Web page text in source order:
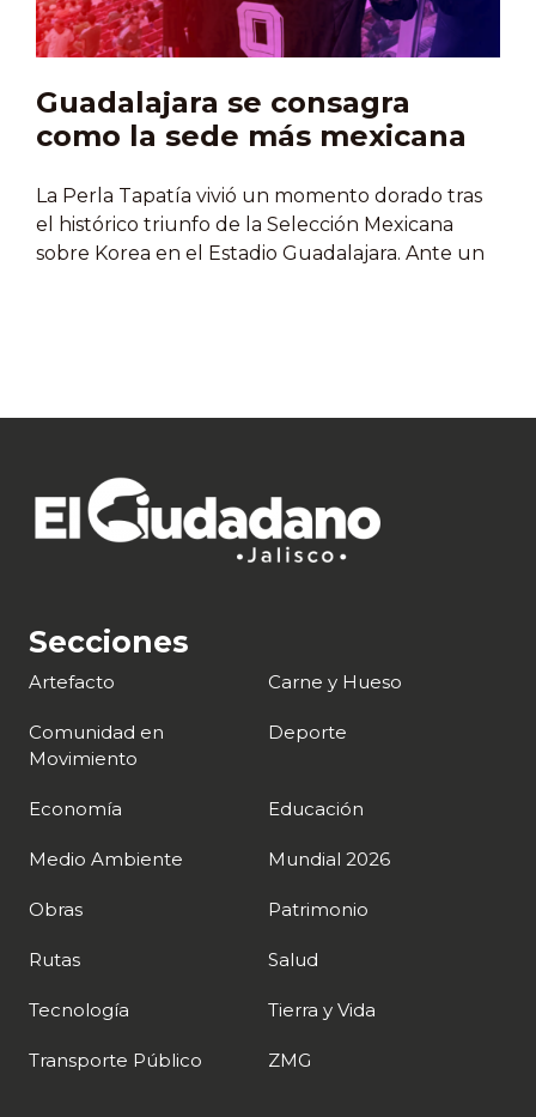
Guadalajara se consagra
como la sede más mexicana
La Perla Tapatía vivió un momento dorado tras
el histórico triunfo de la Selección Mexicana
sobre Korea en el Estadio Guadalajara. Ante un
contó con un fuerte respaldo político y social,
Jalisco, Pablo Lemus Navarro, junto a las
alcaldesas y alcaldes metropolitanos de
Movimiento Ciudadano, como Verónica
Delgadillo, Gerardo Quirino y Juan José Frangie.
Secciones
Artefacto Carne y Hueso
Comunidad en
Movimiento
Deporte
Economía Educación
Medio Ambiente Mundial 2026
Obras Patrimonio
Rutas Salud
Tecnología Tierra y Vida
Transporte Público ZMG